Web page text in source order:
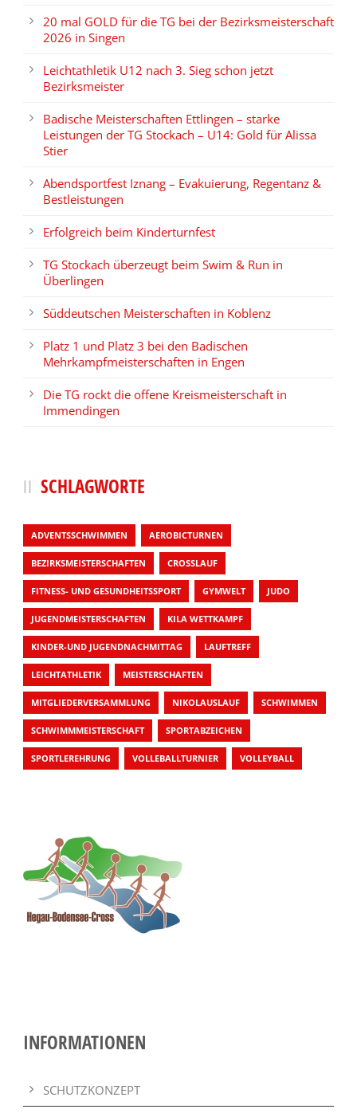
20 mal GOLD für die TG bei der Bezirksmeisterschaft
2026 in Singen
Leichtathletik U12 nach 3. Sieg schon jetzt
Bezirksmeister
Badische Meisterschaften Ettlingen – starke
Leistungen der TG Stockach – U14: Gold für Alissa
Stier
Abendsportfest Iznang – Evakuierung, Regentanz &
Bestleistungen
Erfolgreich beim Kinderturnfest
TG Stockach überzeugt beim Swim & Run in
Überlingen
Süddeutschen Meisterschaften in Koblenz
Platz 1 und Platz 3 bei den Badischen
Mehrkampfmeisterschaften in Engen
Die TG rockt die offene Kreismeisterschaft in
Immendingen
SCHLAGWORTE
ADVENTSSCHWIMMEN AEROBICTURNEN
BEZIRKSMEISTERSCHAFTEN CROSSLAUF
FITNESS- UND GESUNDHEITSSPORT GYMWELT JUDO
JUGENDMEISTERSCHAFTEN KILA WETTKAMPF
KINDER-UND JUGENDNACHMITTAG LAUFTREFF
LEICHTATHLETIK MEISTERSCHAFTEN
MITGLIEDERVERSAMMLUNG NIKOLAUSLAUF SCHWIMMEN
SCHWIMMMEISTERSCHAFT SPORTABZEICHEN
SPORTLEREHRUNG VOLLEBALLTURNIER VOLLEYBALL
INFORMATIONEN
SCHUTZKONZEPT